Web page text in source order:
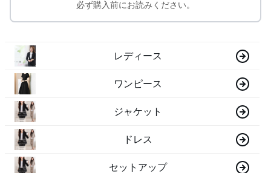
必ず購入前にお読みください。
レディース
ワンピース
ジャケット
ドレス
セットアップ